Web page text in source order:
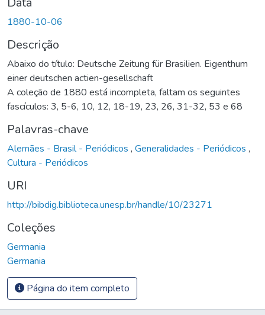
1880-10-06
Descrição
Abaixo do título: Deutsche Zeitung für Brasilien. Eigenthum
einer deutschen actien-gesellschaft
A coleção de 1880 está incompleta, faltam os seguintes
fascículos: 3, 5-6, 10, 12, 18-19, 23, 26, 31-32, 53 e 68
Palavras-chave
Alemães - Brasil - Periódicos , Generalidades - Periódicos ,
Cultura - Periódicos
URI
http://bibdig.biblioteca.unesp.br/handle/10/23271
Coleções
Germania
Germania
Página do item completo